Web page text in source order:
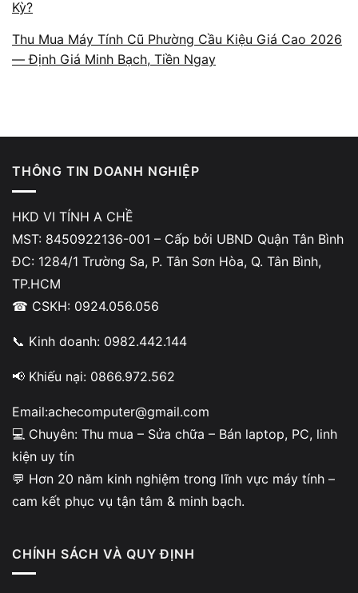
Quy trình minh bạch – không
mô tả lỗi, báo giá, thay linh kiện đến nghiệm
thu. Không thu thêm chi phí ngoài thỏa thuận,
không viện lý do mơ hồ để phát sinh khoản
tiền mới. Minh bạch là nguyên tắc được đặt
lên hàng đầu để khách yên tâm tuyệt đối.
Linh kiện rõ nguồn gốc – có
tem bảo hành
Linh kiện tại A Chề đều có nguồn gốc rõ
ràng, tem bảo hành đầy đủ. Khách được xem
trực tiếp linh kiện trước khi lắp để đảm bảo
tính minh bạch và phù hợp với thiết bị. Cửa
hàng không sử dụng linh kiện trôi nổi hoặc
Kỳ?
Thu Mua Máy Tính Cũ Phường Cầu Kiệu Giá Cao 2026
— Định Giá Minh Bạch, Tiền Ngay
THÔNG TIN DOANH NGHIỆP
HKD VI TÍNH A CHỀ
MST: 8450922136-001 – Cấp bởi UBND Quận Tân Bình
ĐC: 1284/1 Trường Sa, P. Tân Sơn Hòa, Q. Tân Bình,
TP.HCM
☎ CSKH: 0924.056.056
📞 Kinh doanh: 0982.442.144
📢 Khiếu nại: 0866.972.562
Email:achecomputer@gmail.com
💻 Chuyên: Thu mua – Sửa chữa – Bán laptop, PC, linh
kiện uy tín
💬 Hơn 20 năm kinh nghiệm trong lĩnh vực máy tính –
cam kết phục vụ tận tâm & minh bạch.
CHÍNH SÁCH VÀ QUY ĐỊNH